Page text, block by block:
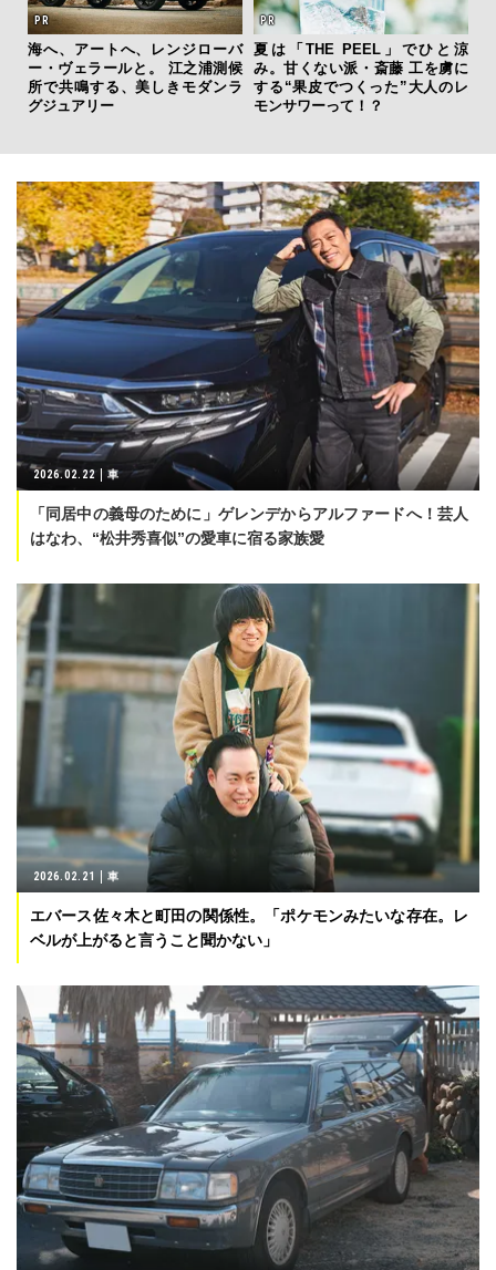
海へ、アートへ、レンジローバ
ー・ヴェラールと。 江之浦測候
所で共鳴する、美しきモダンラ
グジュアリー
夏は「THE PEEL」でひと涼
み。甘くない派・斎藤 工を虜に
する“果皮でつくった”大人のレ
モンサワーって！？
2026.02.22 車
「同居中の義母のために」ゲレンデからアルファードへ！芸人
はなわ、“松井秀喜似”の愛車に宿る家族愛
2026.02.21 車
エバース佐々木と町田の関係性。「ポケモンみたいな存在。レ
ベルが上がると言うこと聞かない」